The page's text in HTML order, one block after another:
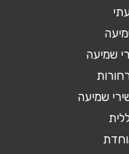
שמיעה
שמיעה